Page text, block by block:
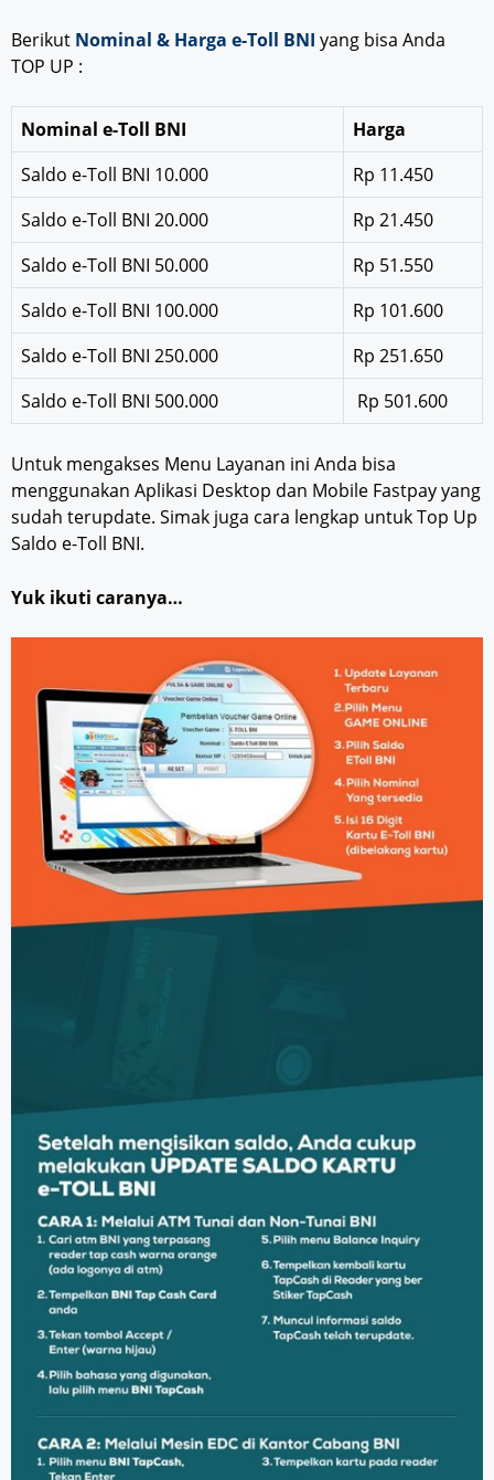
Berikut Nominal & Harga e-Toll BNI yang bisa Anda
TOP UP :
Nominal e-Toll BNI
Harga
Saldo e-Toll BNI 10.000
Rp 11.450
Saldo e-Toll BNI 20.000
Rp 21.450
Saldo e-Toll BNI 50.000
Rp 51.550
Saldo e-Toll BNI 100.000
Rp 101.600
Saldo e-Toll BNI 250.000
Rp 251.650
Saldo e-Toll BNI 500.000
Rp 501.600
Untuk mengakses Menu Layanan ini Anda bisa
menggunakan Aplikasi Desktop dan Mobile Fastpay yang
sudah terupdate. Simak juga cara lengkap untuk Top Up
Saldo e-Toll BNI.
Yuk ikuti caranya…